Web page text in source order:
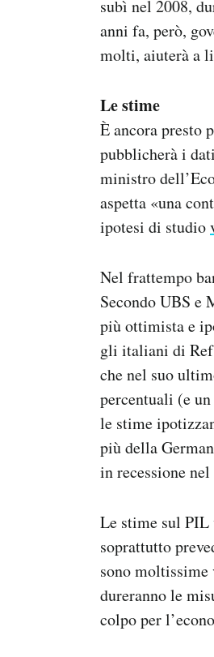
subì nel 2008,
anni fa, però,
molti, aiuterà a
Le stime
È ancora presto
pubblicherà i
ministro
aspetta «una
ipotesi di studio
Nel frattempo
Secondo UBS e
più ottimista e
gli italiani di
che nel suo
percentuali (e
le stime
più della
in recessione
Le stime sul PIL
soprattutto
sono moltissime
dureranno le
colpo per